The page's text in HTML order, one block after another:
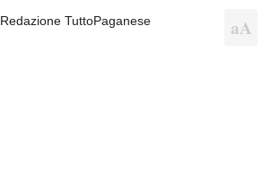
Redazione TuttoPaganese